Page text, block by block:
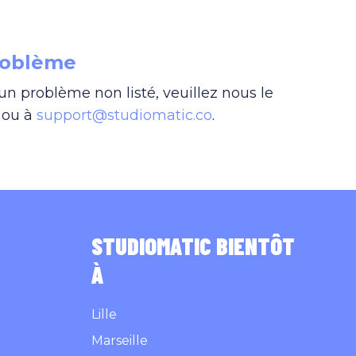
problème non listé, veuillez nous le
à support@studiomatic.co.
STUDIOMATIC BIENTÔT
À
Lille
Marseille